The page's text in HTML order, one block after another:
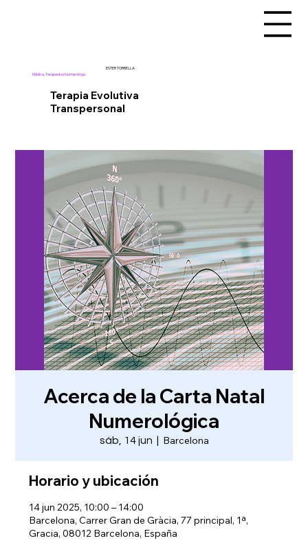
Terapia Evolutiva
Transpersonal
Médica, Terapeuta i Numeróloga
ESTER TORRELLA
Acerca de la Carta Natal
Numerológica
sáb, 14 jun Barcelona
Horario y ubicación
14 jun 2025, 10:00 – 14:00
Barcelona, Carrer Gran de Gràcia, 77 principal, 1ª,
Gracia, 08012 Barcelona, España